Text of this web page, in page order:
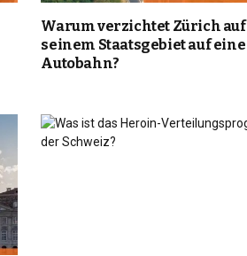
Warum verzichtet Zürich auf
seinem Staatsgebiet auf eine
Autobahn?